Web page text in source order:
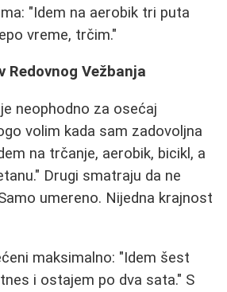
"Idem na aerobik tri puta
vreme, trčim."
Redovnog Vežbanja
neophodno za osećaj
volim kada sam zadovoljna
na trčanje, aerobik, bicikl, a
Drugi smatraju da ne
umereno. Nijedna krajnost
maksimalno: "Idem šest
i ostajem po dva sata." S